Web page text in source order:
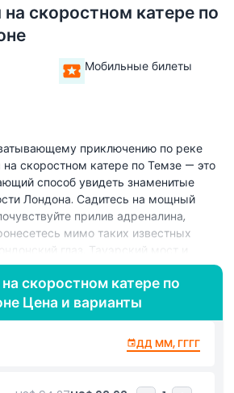
скоростном катере по
Мобильные билеты
приключению по реке
скоростном катере по Темзе — это
способ увидеть знаменитые
Лондона. Садитесь на мощный
прилив адреналина,
мимо таких известных
глаз, Тауэрский мост и
поездки ваш дружелюбный гид
факты и истории о истории и
Вы насладитесь волнением от
с прекрасными видами города. Катер
чтобы вы могли сделать
разгоняется для насыщенного
которые любят приключения.
скоростном катере по
Цена и варианты
ДД ММ, ГГГГ